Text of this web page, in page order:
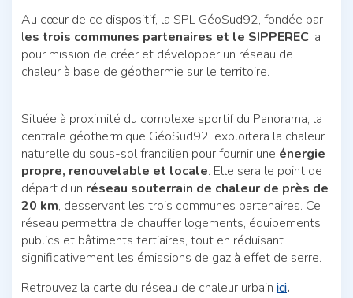
Au cœur de ce dispositif, la SPL GéoSud92, fondée par
les trois communes partenaires et le SIPPEREC, a
pour mission de créer et développer un réseau de
chaleur à base de géothermie sur le territoire.
Située à proximité du complexe sportif du Panorama, la
centrale géothermique GéoSud92, exploitera la chaleur
naturelle du sous-sol francilien pour fournir une énergie
propre, renouvelable et locale. Elle sera le point de
départ d’un réseau souterrain de chaleur de près de
20 km, desservant les trois communes partenaires. Ce
réseau permettra de chauffer logements, équipements
publics et bâtiments tertiaires, tout en réduisant
significativement les émissions de gaz à effet de serre.
Retrouvez la carte du réseau de chaleur urbain ici.